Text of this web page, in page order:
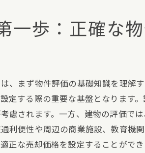
信頼できるアドバイ
効果的なプロモーシ
成功事例から学ぶ秘訣
一歩：正確な
、まず物件評価の基礎知識を理解
定する際の重要な基盤となります
慮されます。一方、建物の評価で
利便性や周辺の商業施設、教育機
正な売却価格を設定することができ